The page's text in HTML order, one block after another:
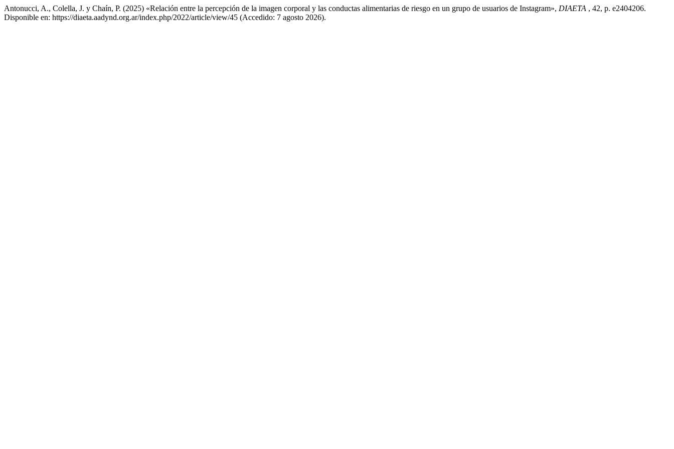
Antonucci, A., Colella, J. y Chaín, P. (2025) «Relación entre la percepción de la imagen corporal y las conductas alimentarias de riesgo en un grupo de usuarios de Instagram», DIAETA , 42, p. e2404206.
Disponible en: https://diaeta.aadynd.org.ar/index.php/2022/article/view/45 (Accedido: 7 agosto 2026).